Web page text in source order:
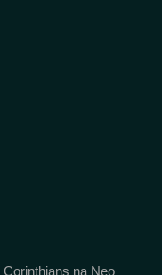
na Neo